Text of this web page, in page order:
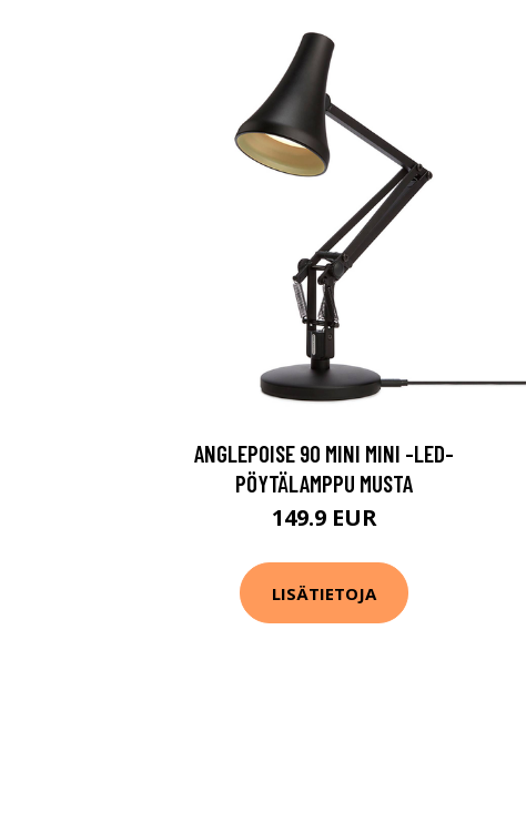
ANGLEPOISE 90 MINI MINI -LED-
PÖYTÄLAMPPU MUSTA
149.9 EUR
LISÄTIETOJA